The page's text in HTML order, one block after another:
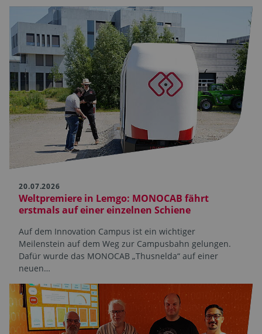
20.07.2026
Weltpremiere in Lemgo: MONOCAB fährt
erstmals auf einer einzelnen Schiene
Auf dem Innovation Campus ist ein wichtiger
Meilenstein auf dem Weg zur Campusbahn gelungen.
Dafür wurde das MONOCAB „Thusnelda“ auf einer
neuen…